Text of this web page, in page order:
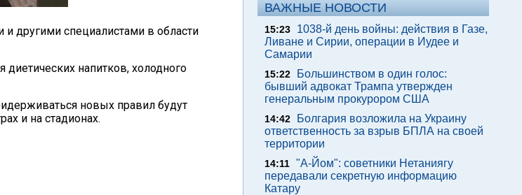
и другими специалистами в области
напитков, холодного
новых правил будут
и на стадионах.
ВАЖНЫЕ НОВОСТИ
15:23
1038-й день войны: действия в Газе,
Ливане и Сирии, операции в Иудее и
Самарии
15:22
Большинством в один голос:
бывший адвокат Трампа утвержден
генеральным прокурором США
14:42
Болгария возложила на Украину
ответственность за взрыв БПЛА на своей
территории
14:11 "А-Йом": советники Нетаниягу
передавали секретную информацию
Катару